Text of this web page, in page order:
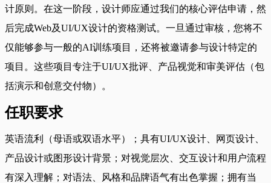
计原则。在这一阶段，设计师应通过我们的核心评估申请，然
后完成Web及UI/UX设计的资格测试。一旦通过审核，您将不
仅能够参与一般的AI训练项目，还将被邀请参与设计特定的
项目。这些项目专注于UI/UX批评、产品视觉和审美评估（包
括演示和创意交付物）。
任职要求
英语流利（母语或双语水平）；具有UI/UX设计、网页设计、
产品设计或图形设计背景；对视觉层次、交互设计和用户流程
有深入理解；对语法、风格和品牌语气有出色掌握；拥有当